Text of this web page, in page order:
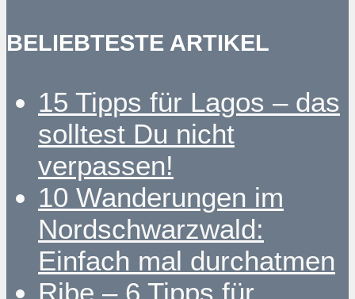
BELIEBTESTE ARTIKEL
15 Tipps für Lagos – das
solltest Du nicht
verpassen!
10 Wanderungen im
Nordschwarzwald:
Einfach mal durchatmen
Ribe – 6 Tipps für